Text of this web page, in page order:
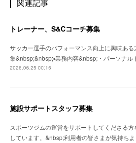
関連記事
トレーナー、S&Cコーチ募集
サッカー選手のパフォーマンス向上に興味ある
集&nbsp;&nbsp;▫️業務内容&nbsp;・パーソナ
2026.06.25 00:15
施設サポートスタッフ募集
スポーツジムの運営をサポートしてくださる方
しています。&nbsp;利用者の皆さまが気持ち